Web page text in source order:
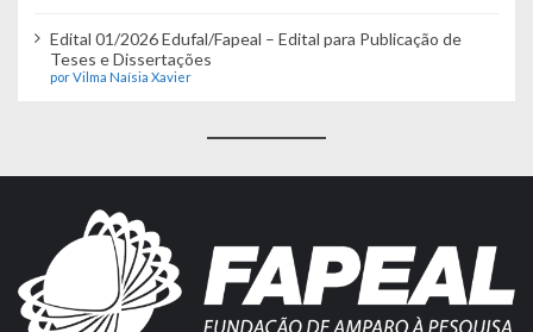
Edital 01/2026 Edufal/Fapeal – Edital para Publicação de
Teses e Dissertações
por Vilma Naísia Xavier